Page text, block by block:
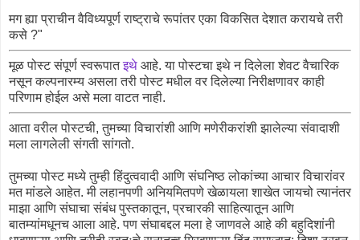
मग ह्या प्राचीन वैविध्यपूर्ण राष्ट्राचे रूपांतर एका विकसित देशात करायचे तरी
कसे ?"
मूळ पोस्ट संपूर्ण स्वरूपातइथे आहे. या पोस्टचा इथे न दिलेला शेवट वैचारिक
नसून कल्पनारम्य असला तरी पोस्ट मधील वर दिलेल्या निरीक्षणावर काही
परिणाम होईल असे मला वाटत नाही.
आता वरील पोस्टची, तुमच्या विचारांशी आणि मणेरीकरांशी झालेल्या संवादाशी
मला लागलेली संगती सांगतो.
तुमच्या पोस्ट मध्ये तुम्ही हिंदुत्ववादी आणि संघनिष्ठ लोकांच्या आचार विचारांवर
मत मांडले आहेत. मी लहानपणी अनियमितपणे खेळायला शाखेत जायचो त्यानंतर
माझा आणि संघाचा संबंध पुस्तकातून, प्रचारकी साहित्यातून आणि
बातम्यांमधूनच आला आहे. पण संघाबद्दल मला हे जाणवले आहे की बहुदिशांनी